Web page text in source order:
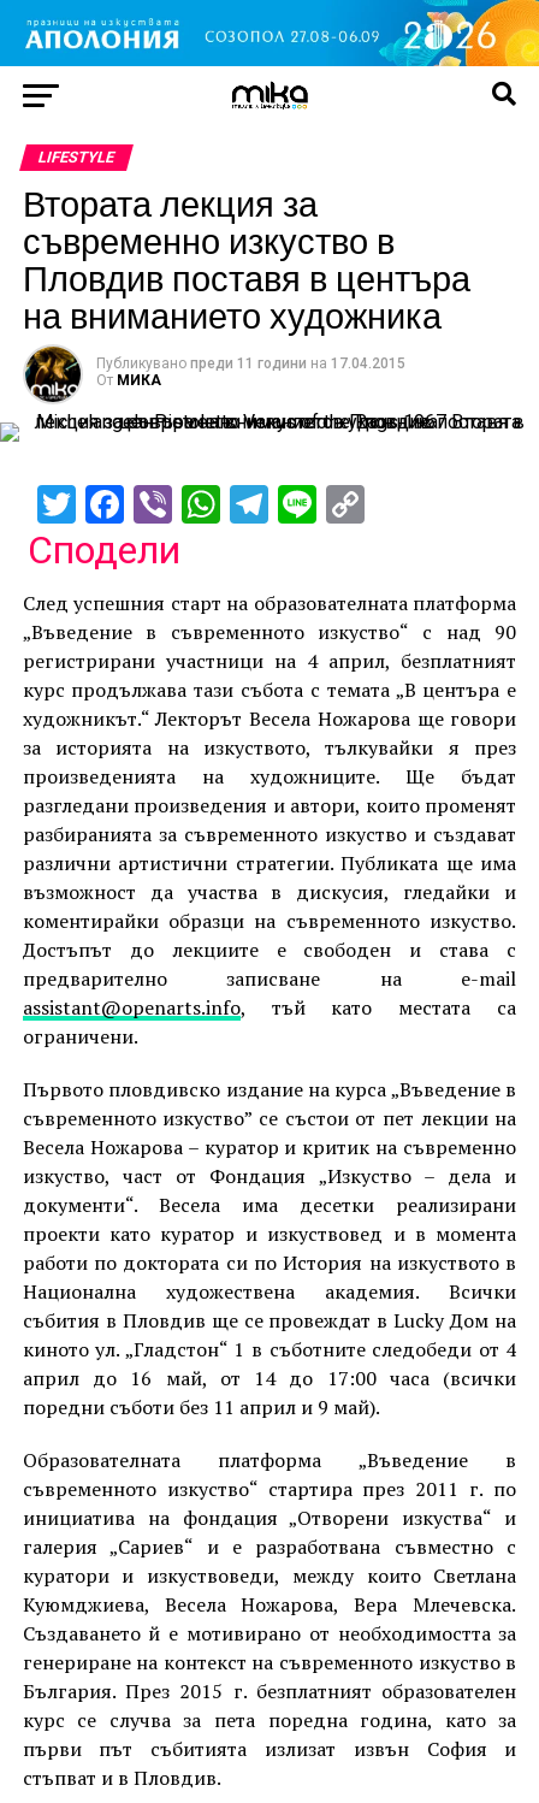
LIFESTYLE
Втората лекция за
съвременно изкуство в
Пловдив поставя в центъра
на вниманието художника
Публикувано преди 11 години на 17.04.2015
От МИКА
TwitterFacebook
ViberWhatsApp
Telegram
Line
Сподели
След успешния старт на образователната платформа
„Въведение в съвременното изкуство“ с над 90
регистрирани участници на 4 април, безплатният
курс продължава тази събота с темата „В центъра е
художникът.“ Лекторът Весела Ножарова ще говори
за историята на изкуството, тълкувайки я през
произведенията на художниците. Ще бъдат
разгледани произведения и автори, които променят
разбиранията за съвременното изкуство и създават
различни артистични стратегии. Публиката ще има
възможност да участва в дискусия, гледайки и
коментирайки образци на съвременното изкуство.
Достъпът до лекциите е свободен и става с
предварително записване на e-mail
assistant@openarts.info, тъй като местата са
ограничени.
Първото пловдивско издание на курса „Въведение в
съвременното изкуство” се състои от пет лекции на
Весела Ножарова – куратор и критик на съвременно
изкуство, част от Фондация „Изкуство – дела и
документи“. Весела има десетки реализирани
проекти като куратор и изкуствовед и в момента
работи по доктората си по История на изкуството в
Национална художествена академия. Всички
събития в Пловдив ще се провеждат в Lucky Дом на
киното ул. „Гладстон“ 1 в съботните следобеди от 4
април до 16 май, от 14 до 17:00 часа (всички
поредни съботи без 11 април и 9 май).
Образователната платформа „Въведение в
съвременното изкуство“ стартира през 2011 г. по
инициатива на фондация „Отворени изкуства“ и
галерия „Сариев“ и е разработвана съвместно с
куратори и изкуствоведи, между които Светлана
Куюмджиева, Весела Ножарова, Вера Млечевска.
Създаването й е мотивирано от необходимостта за
генериране на контекст на съвременното изкуство в
България. През 2015 г. безплатният образователен
курс се случва за пета поредна година, като за
първи път събитията излизат извън София и
стъпват и в Пловдив.